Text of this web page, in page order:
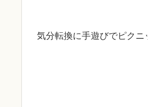
気分転換に手遊びでピクニ